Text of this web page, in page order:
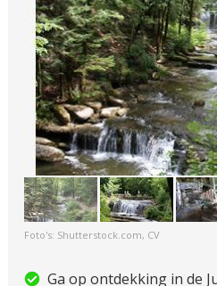
Foto's: Shutterstock.com, CV
Ga op ontdekking in de